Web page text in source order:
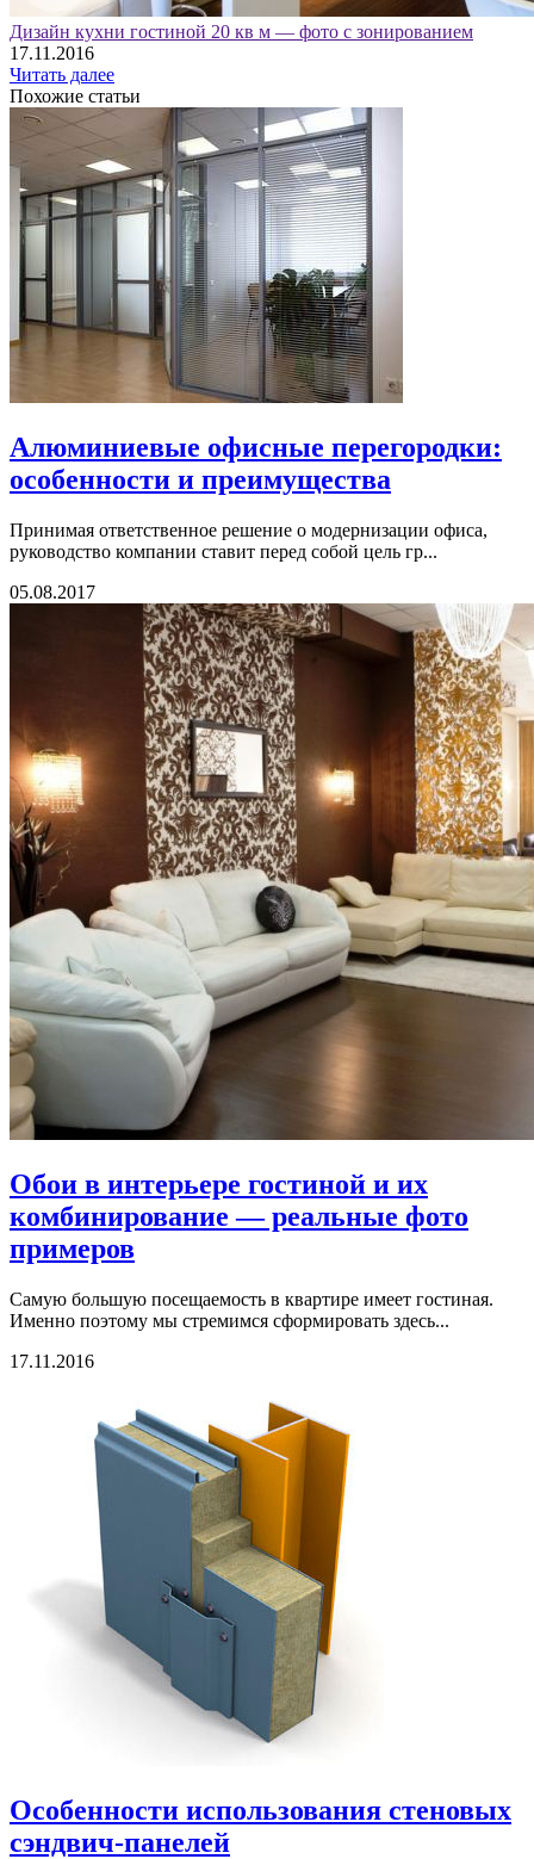
Дизайн кухни гостиной 20 кв м — фото с зонированием
17.11.2016
Читать далее
Похожие статьи
Алюминиевые офисные перегородки:
особенности и преимущества
Принимая ответственное решение о модернизации офиса,
руководство компании ставит перед собой цель гр...
05.08.2017
Обои в интерьере гостиной и их
комбинирование — реальные фото
примеров
Самую большую посещаемость в квартире имеет гостиная.
Именно поэтому мы стремимся сформировать здесь...
17.11.2016
Особенности использования стеновых
сэндвич-панелей